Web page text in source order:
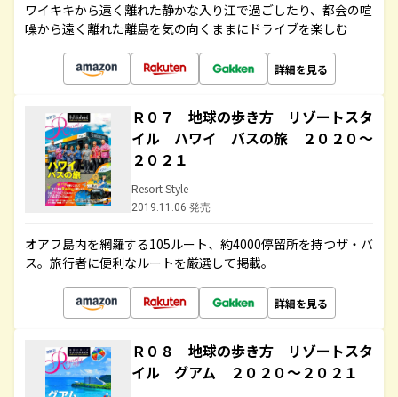
ワイキキから遠く離れた静かな入り江で過ごしたり、都会の喧
噪から遠く離れた離島を気の向くままにドライブを楽しむ
詳細を見る
Ｒ０７ 地球の歩き方 リゾートスタ
イル ハワイ バスの旅 ２０２０～
２０２１
Resort Style
2019.11.06 発売
オアフ島内を網羅する105ルート、約4000停留所を持つザ・バ
ス。旅行者に便利なルートを厳選して掲載。
詳細を見る
Ｒ０８ 地球の歩き方 リゾートスタ
イル グアム ２０２０～２０２１